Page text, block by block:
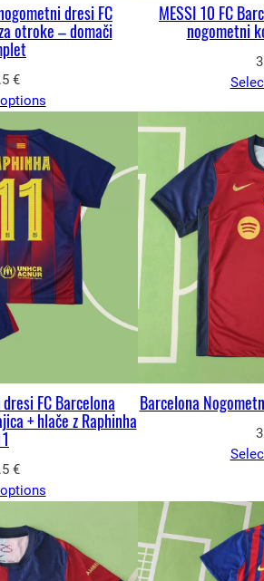
dresi FC
otroke – domači
€
MESSI 10 FC
nogometni
FC Barcelona
+ hlače z Raphinha
€
Barcelona